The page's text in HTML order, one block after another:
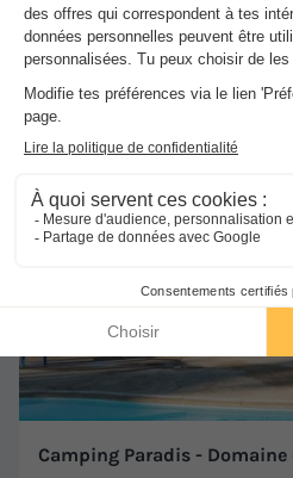
Chalet 2 personnes - NOAHdu
Meilleur prix pour 7 nuits
Dernières disponibilités !
Camping Paradis - Domaine